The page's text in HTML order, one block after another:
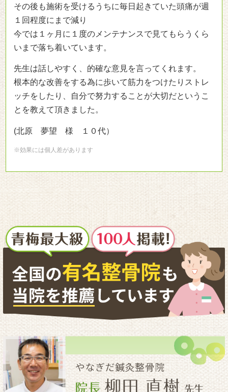
その後も施術を受けるうちに毎日起きていた頭痛が週
１回程度にまで減り
今では１ヶ月に１度のメンテナンスで見てもらうくら
いまで落ち着いています。
先生は話しやすく、的確な意見を言ってくれます。
根本的な改善をする為に歩いて筋力をつけたりストレ
ッチをしたり、自分で努力することが大切だというこ
とを教えて頂きました。
(北原 夢望 様 １０代）
※効果には個人差があります